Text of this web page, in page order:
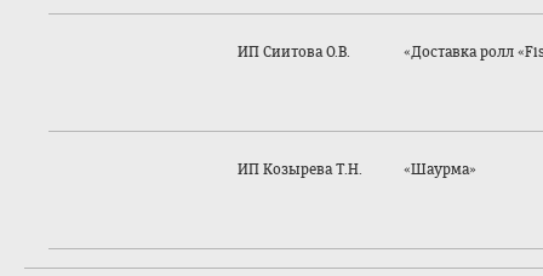
ИП Сиитова О.В. «Доставка ролл
ИП Козырева Т.Н. «Шаурма»